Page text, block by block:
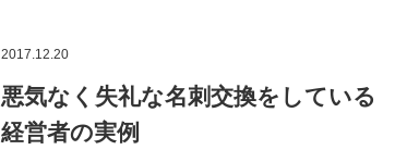
2017.12.20
悪気なく失礼な名刺交換をしている
経営者の実例